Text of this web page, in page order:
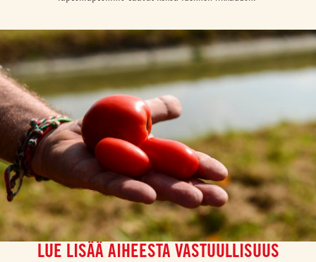
LUE LISÄÄ AIHEESTA VASTUULLISUUS